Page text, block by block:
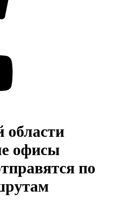
области
офисы
по